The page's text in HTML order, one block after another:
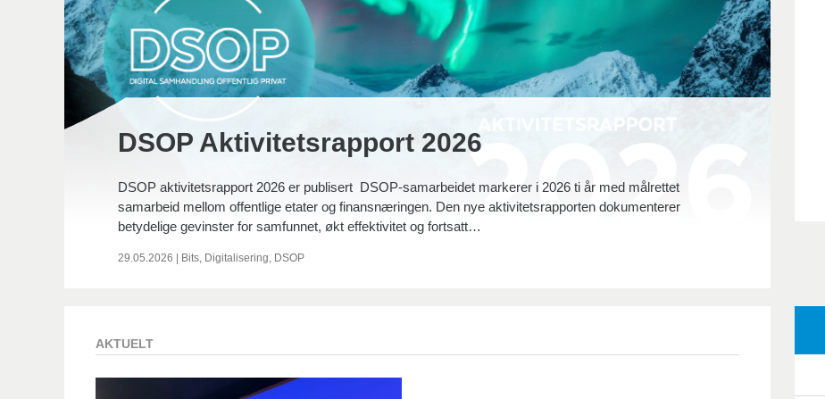
DSOP Aktivitetsrapport 2026
DSOP aktivitetsrapport 2026 er publisert DSOP-samarbeidet markerer i 2026 ti år med målrettet
samarbeid mellom offentlige etater og finansnæringen. Den nye aktivitetsrapporten dokumenterer
betydelige gevinster for samfunnet, økt effektivitet og fortsatt…
29.05.2026 Bits, Digitalisering, DSOP
AKTUELT